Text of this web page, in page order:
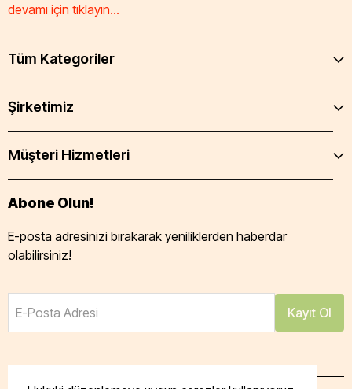
devamı için tıklayın...
Tüm Kategoriler
Şirketimiz
Müşteri Hizmetleri
Abone Olun!
E-posta adresinizi bırakarak yeniliklerden haberdar
olabilirsiniz!
E-Posta Adresi Kayıt Ol